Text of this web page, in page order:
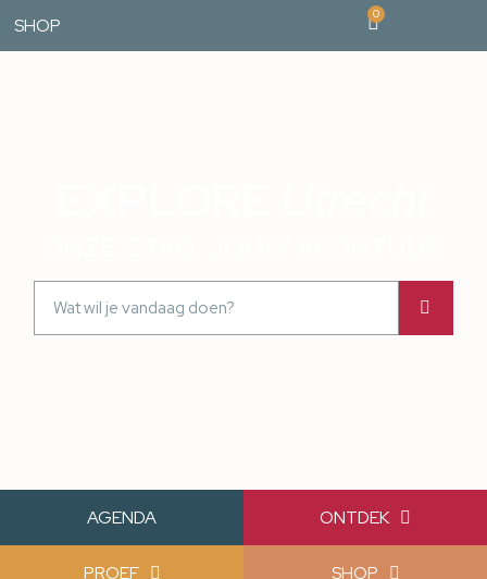
SHOP
0
AGENDA ONTDEK
PROEF SHOP